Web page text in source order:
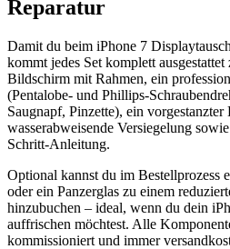
Reparatur
Damit du beim iPhone 7
kommt jedes Set komplett
Bildschirm mit Rahmen, ein
(Pentalobe- und Phillips-
Saugnapf, Pinzette), ein
wasserabweisende Versiegelung
Schritt-Anleitung.
Optional kannst du im Bestellprozess
oder ein Panzerglas zu einem
hinzubuchen – ideal, wenn du dein
auffrischen möchtest. Alle
kommissioniert und immer